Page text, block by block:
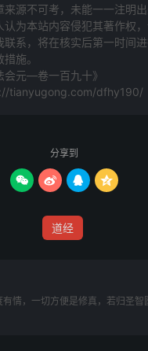
。乾坤之内，奎朗大明
风雷鼓霆。掷火威猛，
炁雷君，飞火炎铃。散
羲阳青。威灵火府，荫
离九满，魒鲁乾停。雷
。威光勅摄，集骑尘收
三界周流。庚辛有将，
。兰黎那由，鼓领三元
挂体冲天。多延还颜，
烈腾刚。蒙罗平亿，姚
初天佑，传奴扶王。八
汝威灵。有功之日，同
源不可考，未能一一注明出
认为本站内容侵犯其著作权
联系​​，将在核实后第一时间
施。
会元—卷一百九十》
tianyugong.com/dfhy190/
分享到
   
道经
有情，一切方便是修真，若归圣智